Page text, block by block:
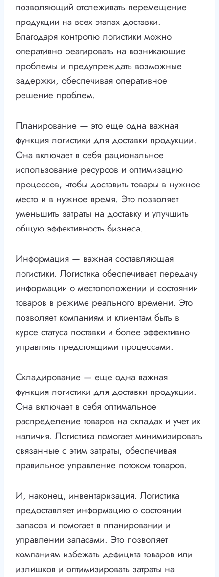
позволяющий отслеживать перемещение
продукции на всех этапах доставки.
Благодаря контролю логистики можно
оперативно реагировать на возникающие
проблемы и предупреждать возможные
задержки, обеспечивая оперативное
решение проблем.
Планирование — это еще одна важная
функция логистики для доставки продукции.
Она включает в себя рациональное
использование ресурсов и оптимизацию
процессов, чтобы доставить товары в нужное
место и в нужное время. Это позволяет
уменьшить затраты на доставку и улучшить
общую эффективность бизнеса.
Информация — важная составляющая
логистики. Логистика обеспечивает передачу
информации о местоположении и состоянии
товаров в режиме реального времени. Это
позволяет компаниям и клиентам быть в
курсе статуса поставки и более эффективно
управлять предстоящими процессами.
Складирование — еще одна важная
функция логистики для доставки продукции.
Она включает в себя оптимальное
распределение товаров на складах и учет их
наличия. Логистика помогает минимизировать
связанные с этим затраты, обеспечивая
правильное управление потоком товаров.
И, наконец, инвентаризация. Логистика
предоставляет информацию о состоянии
запасов и помогает в планировании и
управлении запасами. Это позволяет
компаниям избежать дефицита товаров или
излишков и оптимизировать затраты на